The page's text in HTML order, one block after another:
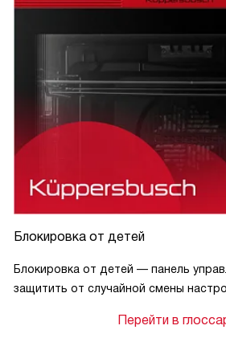
Блокировка от детей
Блокировка от детей — панель
защитить от случайной смены
Перейти в